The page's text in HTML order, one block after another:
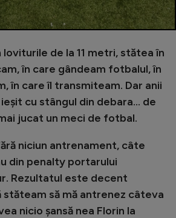
de la 11 metri, stătea în
în care gândeam fotbalul, în
în care îl transmiteam. Dar anii
cu stângul din debara... de
jucat un meci de fotbal.
niciun antrenament, câte
din penalty portarului
Rezultatul este decent
stăteam să mă antrenez câteva
nicio șansă nea Florin la